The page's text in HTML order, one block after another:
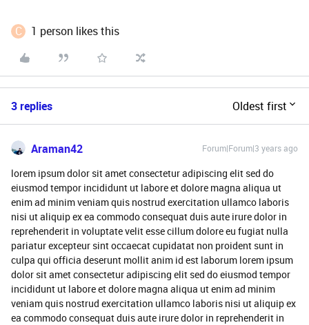
C 1 person likes this
3 replies Oldest first
Araman42 Forum|Forum|3 years ago
lorem ipsum dolor sit amet consectetur adipiscing elit sed do
eiusmod tempor incididunt ut labore et dolore magna aliqua ut
enim ad minim veniam quis nostrud exercitation ullamco laboris
nisi ut aliquip ex ea commodo consequat duis aute irure dolor in
reprehenderit in voluptate velit esse cillum dolore eu fugiat nulla
pariatur excepteur sint occaecat cupidatat non proident sunt in
culpa qui officia deserunt mollit anim id est laborum lorem ipsum
dolor sit amet consectetur adipiscing elit sed do eiusmod tempor
incididunt ut labore et dolore magna aliqua ut enim ad minim
veniam quis nostrud exercitation ullamco laboris nisi ut aliquip ex
ea commodo consequat duis aute irure dolor in reprehenderit in